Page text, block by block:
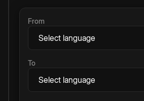
From
To